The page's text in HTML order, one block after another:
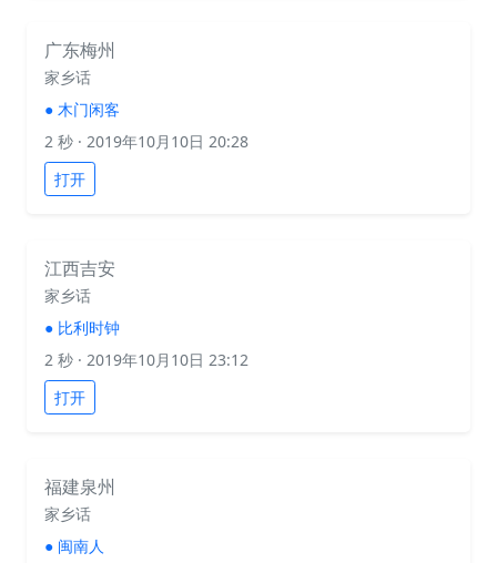
广东梅州
家乡话
● 木门闲客
2 秒 · 2019年10月10日 20:28
打开
江西吉安
家乡话
● 比利时钟
2 秒 · 2019年10月10日 23:12
打开
福建泉州
家乡话
● 闽南人